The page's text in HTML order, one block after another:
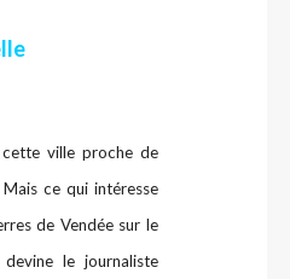
cette ville proche de
Mais ce qui intéresse
de Vendée sur le
le journaliste